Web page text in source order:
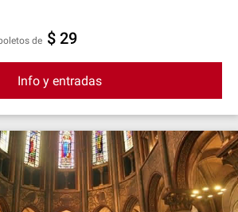
de $ 29
Info y entradas